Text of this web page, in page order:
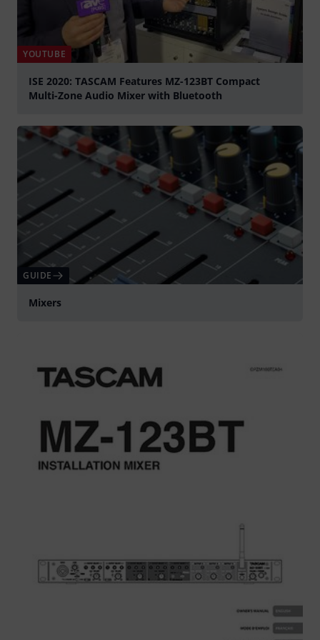
YOUTUBE
ISE 2020: TASCAM Features MZ-123BT Compact
Multi-Zone Audio Mixer with Bluetooth
GUIDE
Mixers